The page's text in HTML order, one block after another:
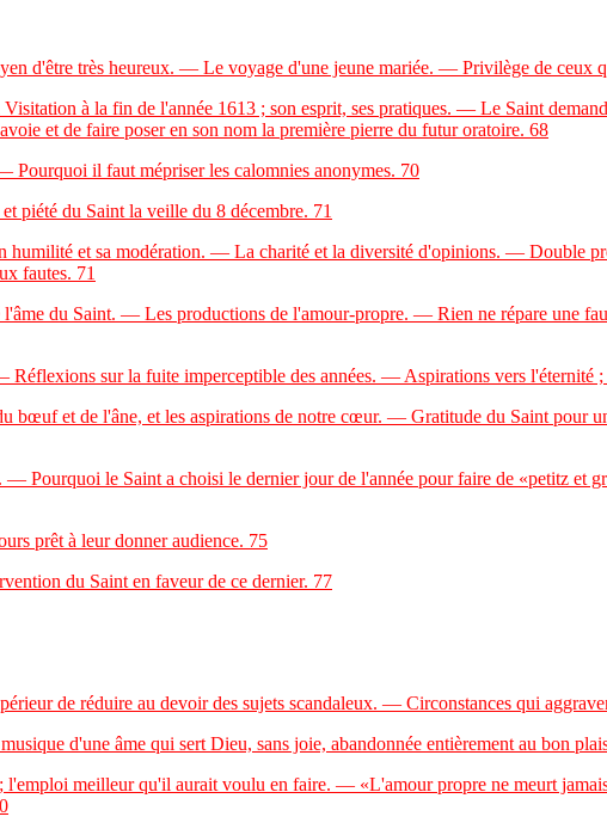
très heureux. — Le voyage d'une jeune mariée. — Privilège de ceux
à la fin de l'année 1613 ; son esprit, ses pratiques. — Le Saint
et de faire poser en son nom la première pierre du futur oratoire. 68
il faut mépriser les calomnies anonymes. 70
piété du Saint la veille du 8 décembre. 71
et sa modération. — La charité et la diversité d'opinions. — Double
fautes. 71
du Saint. — Les productions de l'amour-propre. — Rien ne répare une
sur la fuite imperceptible des années. — Aspirations vers l'éternité ;
et de l'âne, et les aspirations de notre cœur. — Gratitude du Saint pour
le Saint a choisi le dernier jour de l'année pour faire de «petitz et
prêt à leur donner audience. 75
du Saint en faveur de ce dernier. 77
de réduire au devoir des sujets scandaleux. — Circonstances qui
d'une âme qui sert Dieu, sans joie, abandonnée entièrement au bon
meilleur qu'il aurait voulu en faire. — «L'amour propre ne meurt